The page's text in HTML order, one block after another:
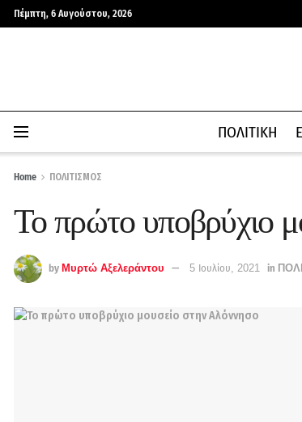
Πέμπτη, 6 Αυγούστου, 2026
ΠΟΛΙΤΙΚΗ
Home ΠΟΛΙΤΙΣΜΟΣ
Το πρώτο υποβρύχιο
by Μυρτώ Αξελεράντου 5 Ιουλίου, 2021 in